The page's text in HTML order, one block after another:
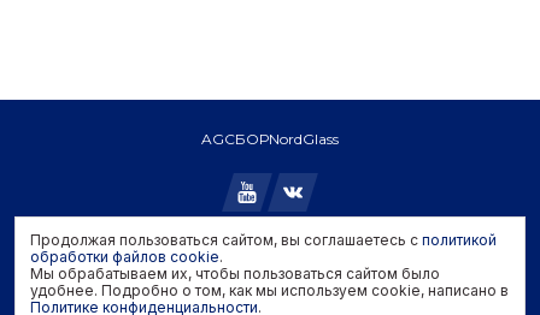
AGCБОРNordGlass
Copyright © 2026 AGC. All rights reserved.
Политика конфиденциальности
Политика обработки файлов cookie
Продолжая пользоваться сайтом, вы соглашаетесь с политикой
обработки файлов cookie.
Мы обрабатываем их, чтобы пользоваться сайтом было
удобнее. Подробно о том, как мы используем cookie, написано в
Политике конфиденциальности.